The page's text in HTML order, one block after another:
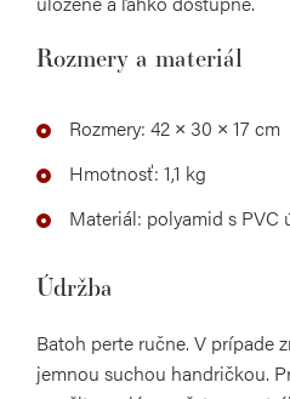
Rozmery a materiál
Rozmery: 42 × 30 × 17 cm
Hmotnosť: 1,1 kg
Materiál: polyamid s PVC
Údržba
Batoh perte ručne. V prípade
jemnou suchou handričkou.